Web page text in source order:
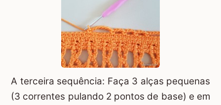
A terceira sequência: Faça 3 alças pequenas
(3 correntes pulando 2 pontos de base) e em